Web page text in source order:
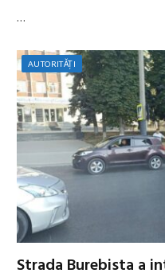
…
AUTORITĂȚI
Strada Burebista a